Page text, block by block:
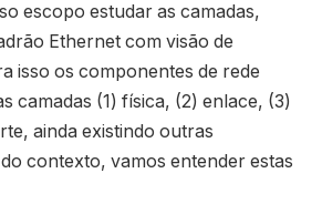
escopo estudar as camadas,
Ethernet com visão de
isso os componentes de rede
camadas (1) física, (2) enlace, (3)
ainda existindo outras
contexto, vamos entender estas